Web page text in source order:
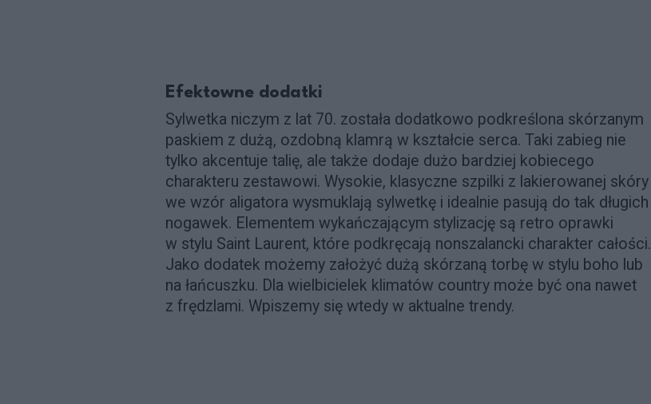
Efektowne dodatki
Sylwetka niczym z lat 70. została dodatkowo podkreślona skórzanym
paskiem z dużą, ozdobną klamrą w kształcie serca. Taki zabieg nie
tylko akcentuje talię, ale także dodaje dużo bardziej kobiecego
charakteru zestawowi. Wysokie, klasyczne szpilki z lakierowanej skóry
we wzór aligatora wysmuklają sylwetkę i idealnie pasują do tak długich
nogawek. Elementem wykańczającym stylizację są retro oprawki
w stylu Saint Laurent, które podkręcają nonszalancki charakter całości.
Jako dodatek możemy założyć dużą skórzaną torbę w stylu boho lub
na łańcuszku. Dla wielbicielek klimatów country może być ona nawet
z frędzlami. Wpiszemy się wtedy w aktualne trendy.